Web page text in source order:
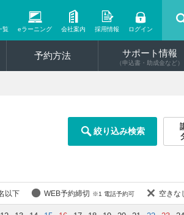
覧 eラーニング 会社案内 採用情報 ログイン
予約方法 サポート情報
（申込書・助成金など）
絞り込み検索
以下 WEB予約締切 ※1 電話予約可 空きな